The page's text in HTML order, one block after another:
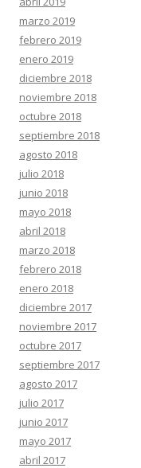
marzo 2019
febrero 2019
enero 2019
diciembre 2018
noviembre 2018
octubre 2018
septiembre 2018
agosto 2018
julio 2018
junio 2018
mayo 2018
abril 2018
marzo 2018
febrero 2018
enero 2018
diciembre 2017
noviembre 2017
octubre 2017
septiembre 2017
agosto 2017
julio 2017
junio 2017
mayo 2017
abril 2017